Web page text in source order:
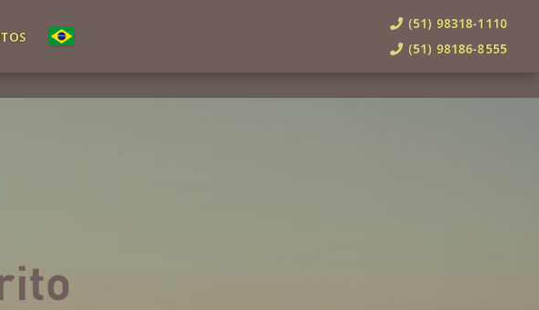
(51) 98318-1110
(51) 98186-8555